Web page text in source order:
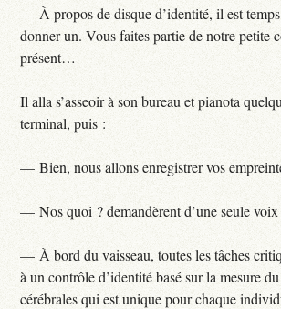
— À propos de disque d’identité, il est
donner un. Vous faites partie de notre petite
présent…
Il alla s’asseoir à son bureau et pianota
terminal, puis :
— Bien, nous allons enregistrer vos
— Nos quoi ? demandèrent d’une seule
— À bord du vaisseau, toutes les tâches
à un contrôle d’identité basé sur la mesure
cérébrales qui est unique pour chaque